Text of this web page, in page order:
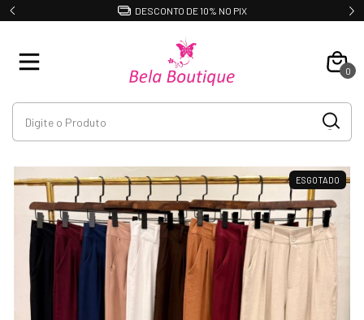
DESCONTO DE 10% NO PIX
0
ESGOTADO